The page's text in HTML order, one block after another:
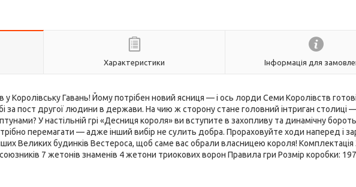
Характеристики Інформація для
у Королівську Гавань! Йому потрібен новий ясниця — і ось лорди Семи Королівств
за пост другої людини в держави. На чию ж сторону стане головний інтриган столиці
У настільній грі «Десниця короля» ви вступите в захопливу та динамічну
перемагати — адже інший вибір не сулить добра. Прораховуйте ходи наперед і
Великих будинків Вестероса, щоб саме вас обрали власницею короля! Комплектація
7 жетонів знаменів 4 жетони триокових ворон Правила гри Розмір коробки: